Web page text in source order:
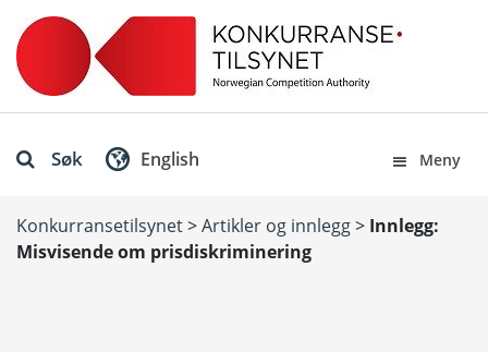
Søk Meny
English
Konkurransetilsynet>Artikler og innlegg> Innlegg:
Misvisende om prisdiskriminering